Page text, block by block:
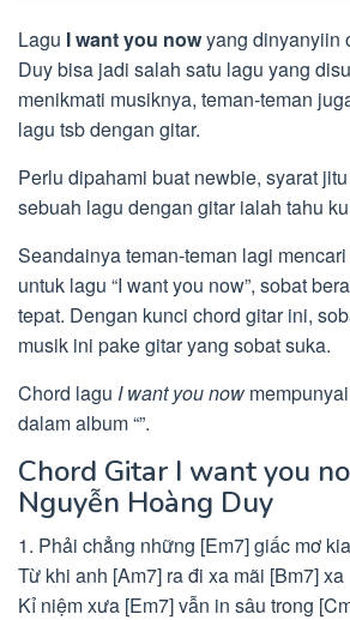
Lagu I want you nowyang dinyanyiin
Duy bisa jadi salah satu lagu yang
menikmati musiknya, teman-teman
lagu tsb dengan gitar.
Perlu dipahami buat newbie, syarat
sebuah lagu dengan gitar ialah tahu
Seandainya teman-teman lagi
untuk lagu “I want you now”, sobat
tepat. Dengan kunci chord gitar ini,
musik ini pake gitar yang sobat suka.
Chord lagu I want you now
dalam album “”.
Chord Gitar I want you
Nguyễn Hoàng Duy
1. Phải chẳng những [Em7] giấc mơ
Từ khi anh [Am7] ra đi xa mãi [Bm7] xa
Kỉ niệm xưa [Em7] vẫn in sâu trong